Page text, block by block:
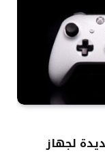
من 40 لعبة جديدة لجهاز